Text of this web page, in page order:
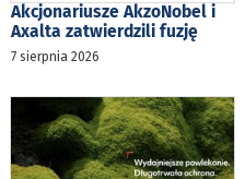
Akcjonariusze AkzoNobel i
Axalta zatwierdzili fuzję
7 sierpnia 2026